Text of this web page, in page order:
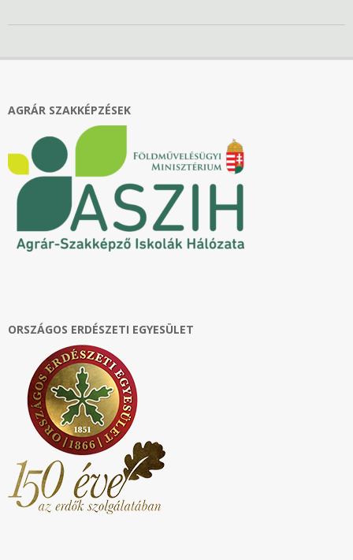
AGRÁR SZAKKÉPZÉSEK
ORSZÁGOS ERDÉSZETI EGYESÜLET